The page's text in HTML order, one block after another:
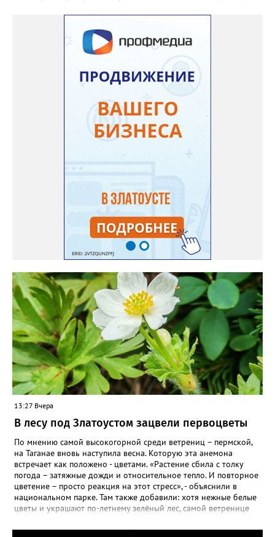
семян (на фото), - отметила «Златоуст.инфо» хозяйка частного
дома Екатерина Бойко. – Посадила вдоль забора, потому что
низины этот цветок не любит. Вот уже второй год растет и
радует меня. Соседи просят саженцы: аромат и до них
доносится. В конце лета собираю лаванду в пучки, сушу –
получаются букеты и саше одновременно. Лаванда широко
используется и в кулинарии». Семена, отметила собеседница
нашего портала, у неё были сорта «Вознесенская узколистная».
Только она хорошо зимует без укрытия. Всхожесть оказалась
на удивление хорошей: из пяти семян из каждой пачки четыре
взошли даже без стратификации. После покупки (по весне)
садовод советует сразу убрать семена в холодильник на два
месяца, а место посадки - мульчировать мелкой корой. Семена
самосевом в ней отлично прорастают. Если иногда срезать
сухие цветы и стряхивать семена вокруг куртины, лаванда
весной прорастет сама. Ещё один секрет – этот символ
Прованса не любит «вкусную» почву. Добавляйте в посадочную
яму гравий и песок – требуется хороший дренаж. В первый год
Екатерина рекомендует цветы убирать, чтобы силы куста
пошли на наращивание корневой системы. А со второго года
пусть лаванда цветёт во всю силу! Фото: Екатерина Бойко,
специально для «Златоуст.инфо». Обсуждение новости здесь
ВКОНТАКТЕ https://vk.com/newszlatoust74
13:27 Вчера
В лесу под Златоустом зацвели первоцветы
По мнению самой высокогорной среди ветрениц – пермской,
на Таганае вновь наступила весна. Которую эта анемона
встречает как положено - цветами. «Растение сбила с толку
погода – затяжные дожди и относительное тепло. И повторное
цветение – просто реакция на этот стресс», - объяснили в
национальном парке. Там также добавили: хотя нежные белые
цветы и украшают по-летнему зелёный лес, самой ветренице
силы перед долгой зимовкой.